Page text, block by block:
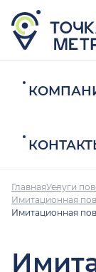
ГлавнаяУслуги
Имитационная
Имитационная